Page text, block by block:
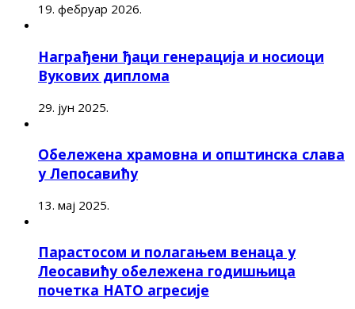
19. фебруар 2026.
Награђени ђаци генерација и носиоци
Вукових диплома
29. јун 2025.
Обележена храмовна и општинска слава
у Лепосавићу
13. мај 2025.
Парастосом и полагањем венаца у
Леосавићу обележена годишњица
почетка НАТО агресије